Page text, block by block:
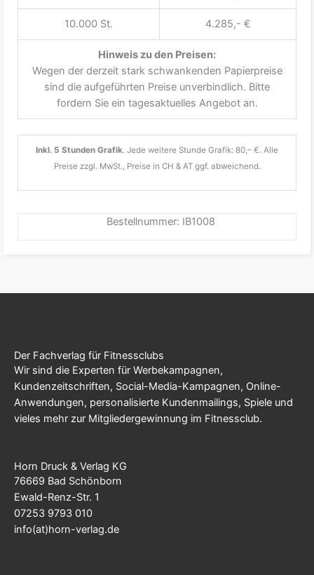
10.000 St. 4.285,- €
Hinweis zu den Preisen:
Wegen der derzeit stark schwankenden Papierpreise
sind die aufgeführten Preise unverbindlich. Bitte
fordern Sie ein tagesaktuelles Angebot an.
Inkl. 5 Stunden Grafik. Jede weitere Stunde Grafik: 80,– €. Alle
Preise zzgl. MwSt., Preise in CH & AT ggf. abweichend.
Bestellnummer: IB1008
Der Fachverlag für Fitnessclubs
Wir sind die Experten für Werbekampagnen,
Kundenzeitschriften, Social-Media-Kampagnen, Online-
Anwendungen, personalisierte Kundenmailings, Spiele und
vieles mehr zur Mitgliedergewinnung im Fitnessclub.
Horn Druck & Verlag KG
76669 Bad Schönborn
Ewald-Renz-Str. 1
07253 9793 010
info(at)horn-verlag.de